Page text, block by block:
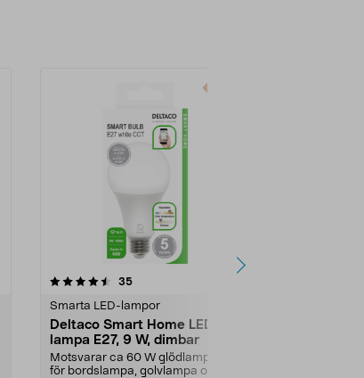
35recensioner
Smarta LED-lampor
Deltaco Smart Home LED-
lampa E27, 9 W, dimbar
Motsvarar ca 60 W glödlampa –
för bordslampa, golvlampa och
4.5 av 5 stjärnor